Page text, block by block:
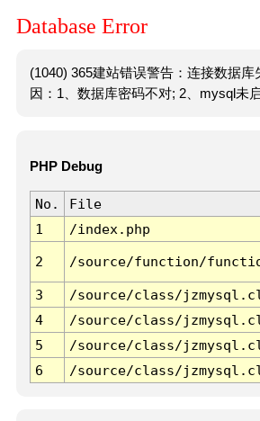
Database Error
(1040) 365建站错误警告：连接数据库
因：1、数据库密码不对; 2、mysql未启
PHP Debug
No. File
1
/index.php
2 /source/function/
3 /source/class/
4
/source/class/
5
/source/class/
6
/source/class/